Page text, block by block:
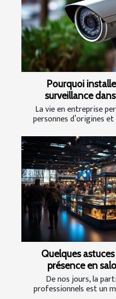
Pourquoi
surveillance
La vie en entreprise
personnes d’origines
Quelques
présence en
De nos jours, la
professionnels est un